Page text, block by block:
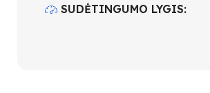
SUDĖTINGUMO LYGIS